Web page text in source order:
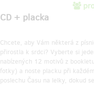
CD + placka
Chcete, aby Vám některá z
přirostla k srdci? Vyberte si
nabízených 12 motivů z
fotky) a noste placku při každém
poslechu Času na lelky, dokud se